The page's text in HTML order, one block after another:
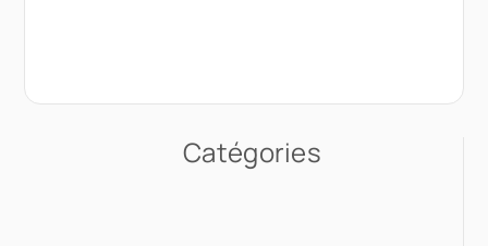
Catégories